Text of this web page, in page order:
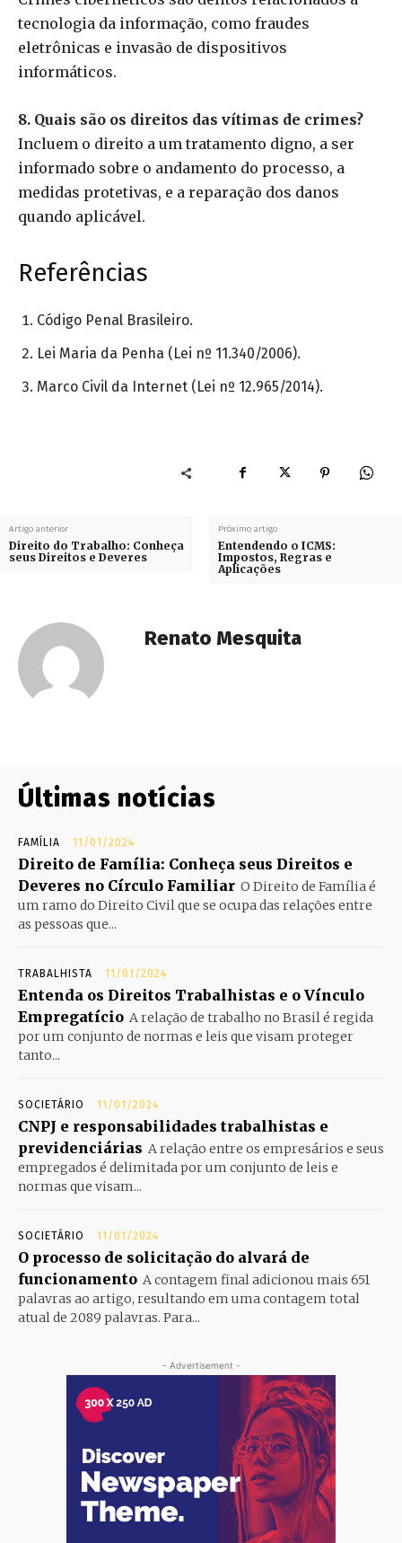
tecnologia da informação, como fraudes
eletrônicas e invasão de dispositivos
informáticos.
8. Quais são os direitos das vítimas de crimes?
Incluem o direito a um tratamento digno, a ser
informado sobre o andamento do processo, a
medidas protetivas, e a reparação dos danos
quando aplicável.
Referências
Código Penal Brasileiro.
Lei Maria da Penha (Lei nº 11.340/2006).
Marco Civil da Internet (Lei nº 12.965/2014).
Artigo anterior
Direito do Trabalho: Conheça
seus Direitos e Deveres
Próximo artigo
Entendendo o ICMS:
Impostos, Regras e
Aplicações
Renato Mesquita
Últimas notícias
FAMÍLIA 11/01/2024
Direito de Família: Conheça seus Direitos e
Deveres no Círculo Familiar O Direito de Família é
um ramo do Direito Civil que se ocupa das relações entre
as pessoas que...
TRABALHISTA 11/01/2024
Entenda os Direitos Trabalhistas e o Vínculo
Empregatício A relação de trabalho no Brasil é regida
por um conjunto de normas e leis que visam proteger
tanto...
SOCIETÁRIO 11/01/2024
CNPJ e responsabilidades trabalhistas e
previdenciárias A relação entre os empresários e seus
empregados é delimitada por um conjunto de leis e
normas que visam...
SOCIETÁRIO 11/01/2024
O processo de solicitação do alvará de
funcionamento A contagem final adicionou mais 651
palavras ao artigo, resultando em uma contagem total
atual de 2089 palavras. Para...
- Advertisement -